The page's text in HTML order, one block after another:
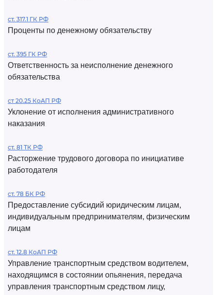
ст. 317.1 ГК РФ
Проценты по денежному обязательству
ст. 395 ГК РФ
Ответственность за неисполнение денежного
обязательства
ст 20.25 КоАП РФ
Уклонение от исполнения административного
наказания
ст. 81 ТК РФ
Расторжение трудового договора по инициативе
работодателя
ст. 78 БК РФ
Предоставление субсидий юридическим лицам,
индивидуальным предпринимателям, физическим
лицам
ст. 12.8 КоАП РФ
Управление транспортным средством водителем,
находящимся в состоянии опьянения, передача
управления транспортным средством лицу,